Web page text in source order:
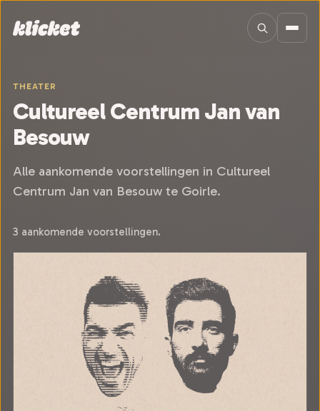
THEATER
Cultureel Centrum Jan van
Besouw
Alle aankomende voorstellingen in Cultureel
Centrum Jan van Besouw te Goirle.
3 aankomende voorstellingen.